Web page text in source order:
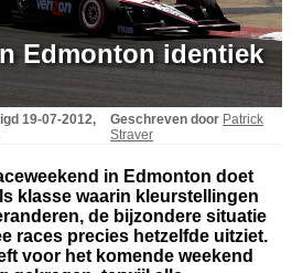
Edmonton identiek
19-07-2012,
Geschreven door Patrick
Straver
in Edmonton doet
klasse waarin kleurstellingen
de bijzondere situatie
races precies hetzelfde uitziet.
voor het komende weekend